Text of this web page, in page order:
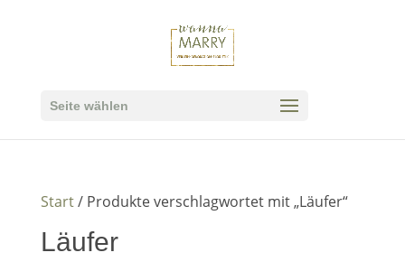
Seite wählen
Start/ Produkte verschlagwortet mit „Läufer“
Läufer